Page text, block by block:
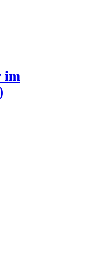
im